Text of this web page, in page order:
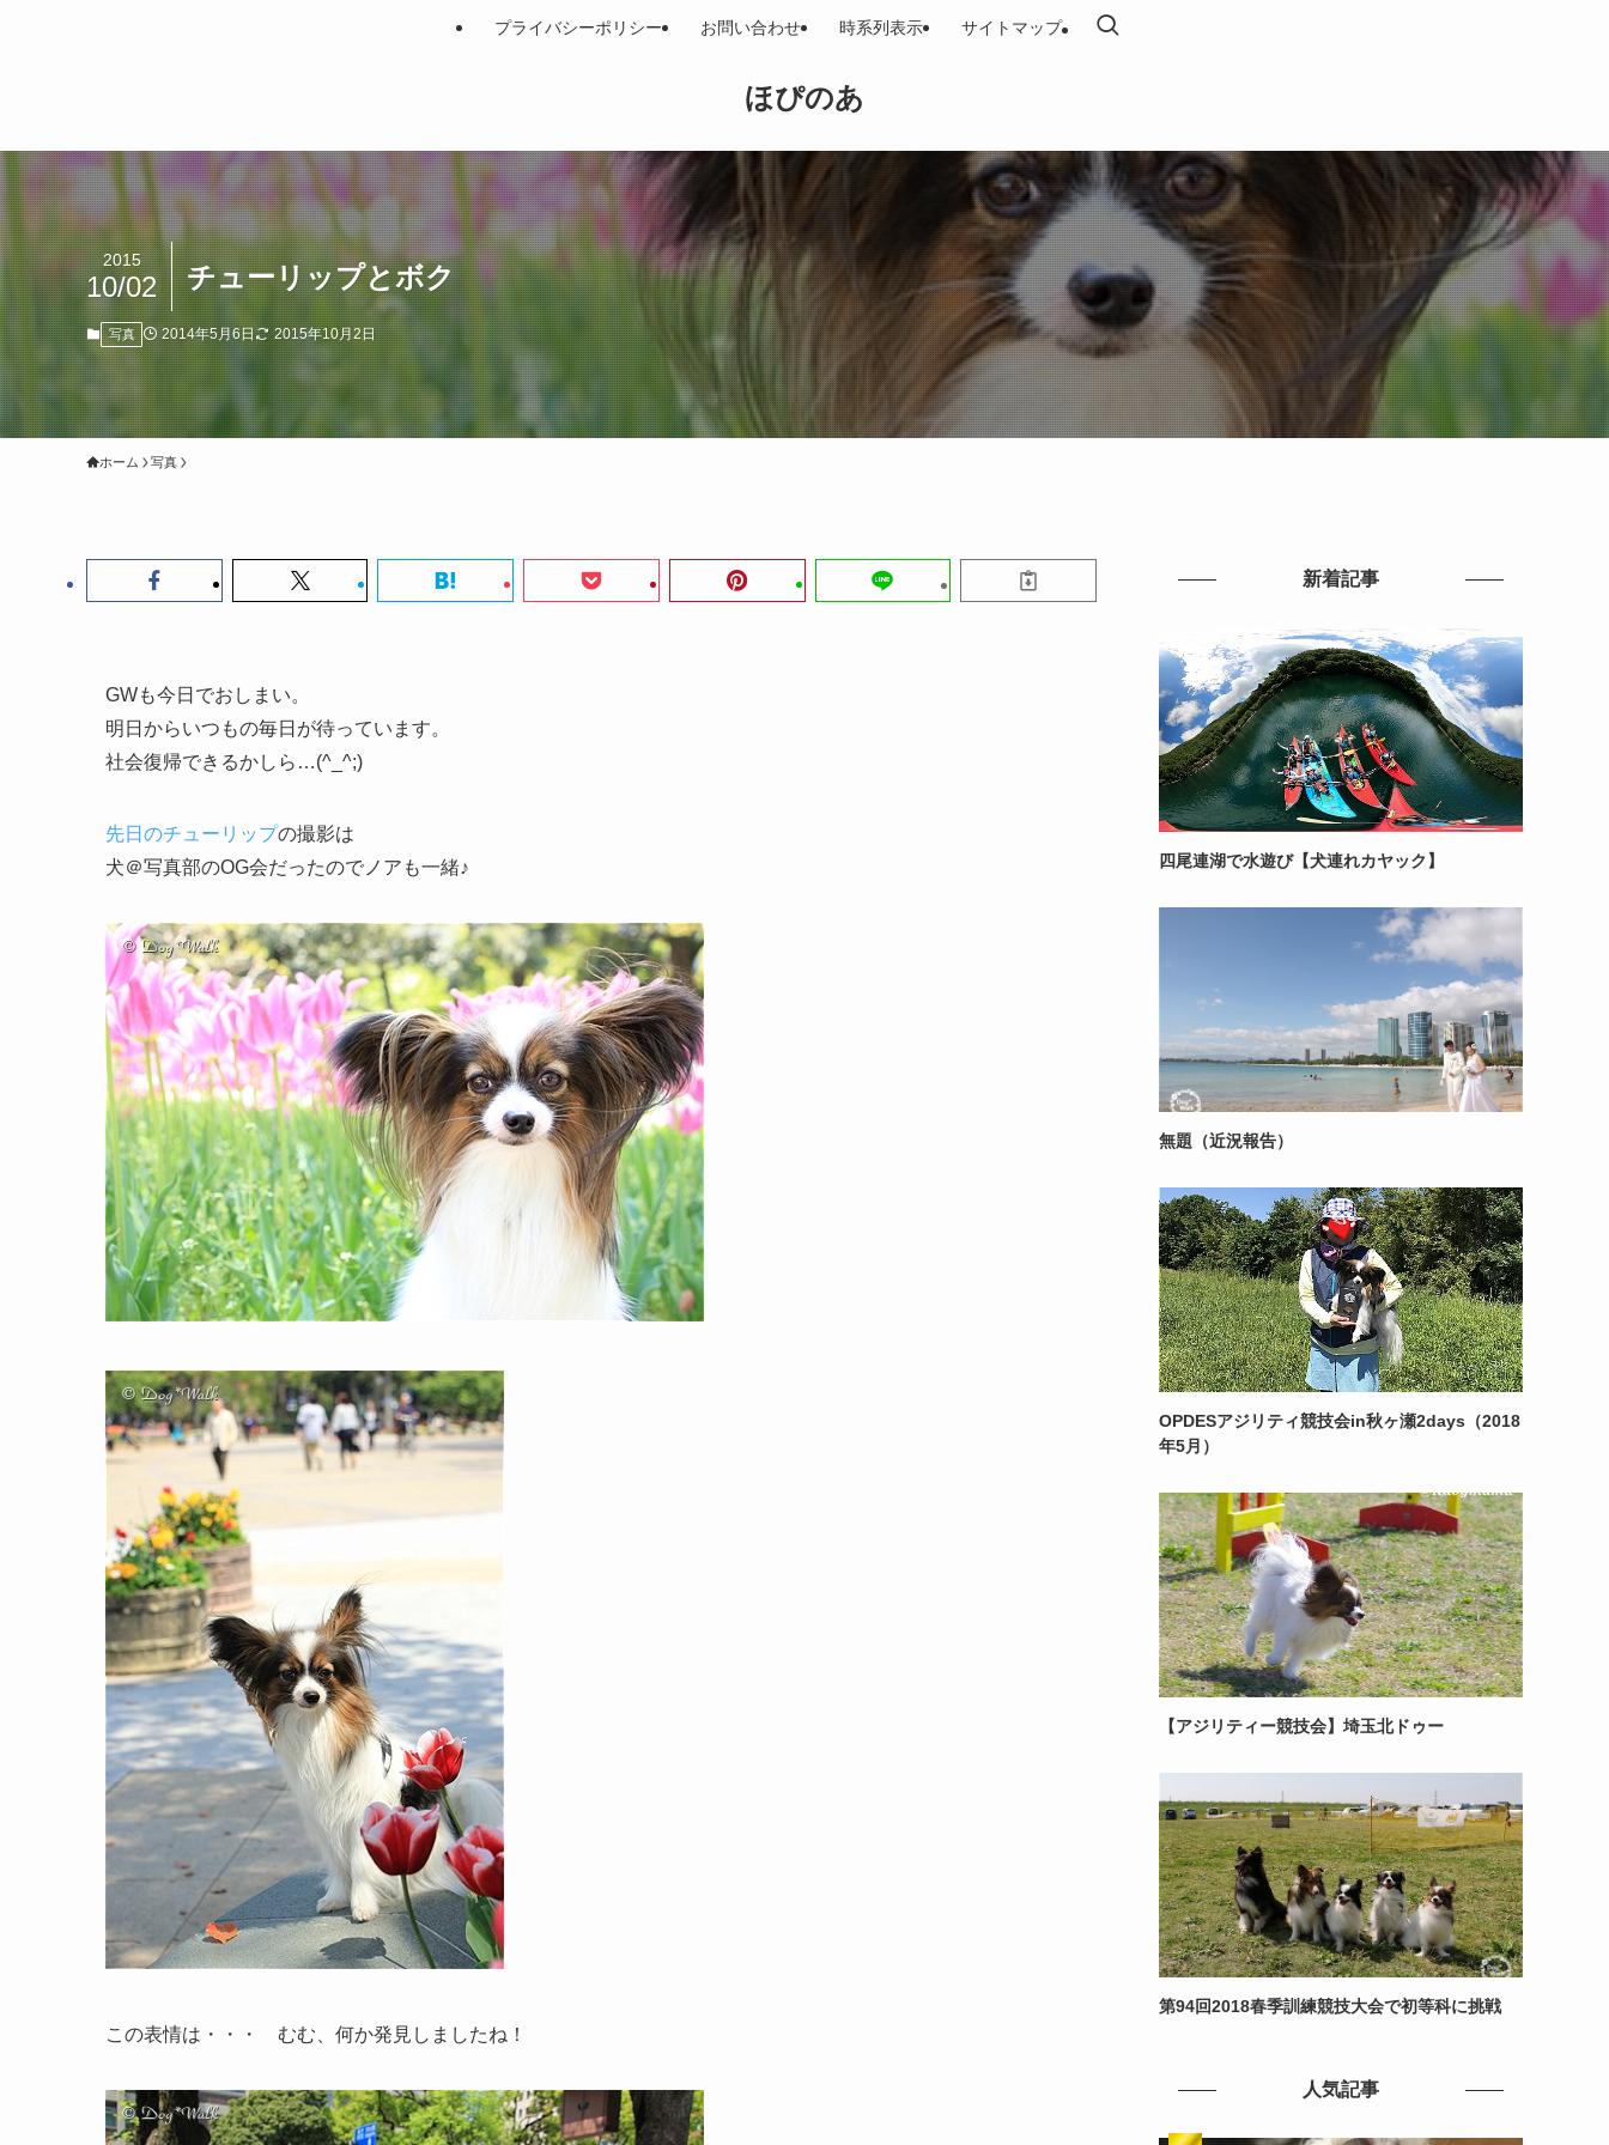
ほぴのあ
プライバシーポリシー お問い合わせ 時系列表示 サイトマップ
チューリップとボク
2015
10/02
写真 2014年5月6日 2015年10月2日
ホーム 写真
GWも今日でおしまい。
明日からいつもの毎日が待っています。
社会復帰できるかしら…(^_^;)
先日のチューリップの撮影は
犬＠写真部のOG会だったのでノアも一緒♪
この表情は・・・ むむ、何か発見しましたね！
新着記事
四尾連湖で水遊び【犬連れカヤック】
無題（近況報告）
OPDESアジリティ競技会in秋ヶ瀬2days（2018
年5月）
【アジリティー競技会】埼玉北ドゥー
第94回2018春季訓練競技大会で初等科に挑戦
人気記事